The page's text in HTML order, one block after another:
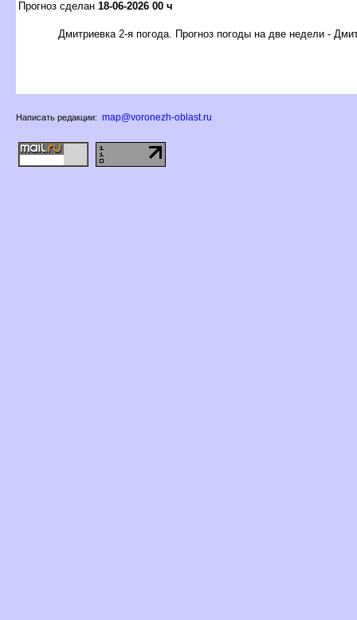
Прогноз сделан 18-06-2026 00 ч
Дмитриевка 2-я погода. Прогноз погоды на две недели -
Написать редакции: map@voronezh-oblast.ru